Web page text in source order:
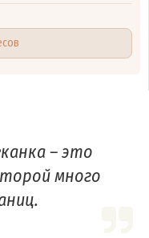
– это
много